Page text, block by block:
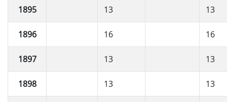
1895 13 13
1896 16 16
1897 13 13
1898 13 13